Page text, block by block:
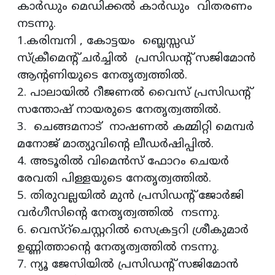
കാർഡും മെഡിക്കൽ കാർഡും വിതരണം
നടന്നു.
1.കരിമ്പനി , കോട്ടയം ബ്ലെസ്സഡ്
സ്‍ക്രീമെന്റ് ചർച്ചിൽ പ്രസിഡന്റ് സജിമോൻ
ആന്റണിയുടെ നേതൃത്വത്തിൽ.
2. പാലായിൽ റീജണൽ വൈസ് പ്രസിഡന്റ്
സന്തോഷ് നായരുടെ നേതൃത്വത്തിൽ.
3. ചെങ്ങമനാട് നാഷണൽ കമ്മിറ്റി മെമ്പർ
മനോജ് മാത്യുവിന്റെ ലീഡർഷിപ്പിൽ.
4. അടൂരിൽ വിമെൻസ് ഫോറം ചെയർ
രേവതി പിള്ളയുടെ നേതൃത്വത്തിൽ.
5. തിരുവല്ലയിൽ മുൻ പ്രസിഡന്റ് ജോർജി
വർഗീസിന്റെ നേതൃത്വത്തിൽ നടന്നു.
6. വെസ്റ്ചെസ്റ്ററിൽ സെക്രട്ടറി ശ്രീകുമാർ
ഉണ്ണിത്താന്റെ നേതൃത്വത്തിൽ നടന്നു.
7. ന്യൂ ജേസിയിൽ പ്രസിഡന്റ് സജിമോൻ